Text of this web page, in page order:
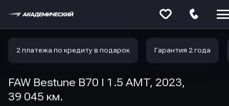
2 платежа по кредиту в подарок Гарантия 2 года
FAW Bestune B70 I 1.5 AMT, 2023,
39 045 км.